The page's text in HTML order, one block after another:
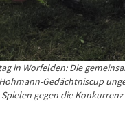
in Worfelden: Die
Gedächtniscup
gegen die